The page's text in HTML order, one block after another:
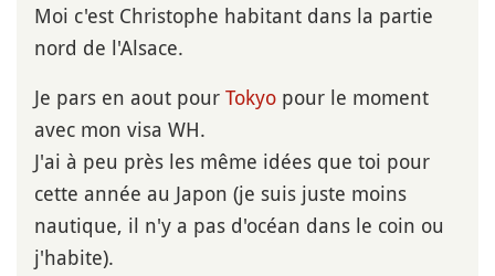
Moi c'est Christophe habitant dans la partie
nord de l'Alsace.
Je pars en aout pour Tokyo pour le moment
avec mon visa WH.
J'ai à peu près les même idées que toi pour
cette année au Japon (je suis juste moins
nautique, il n'y a pas d'océan dans le coin ou
j'habite).